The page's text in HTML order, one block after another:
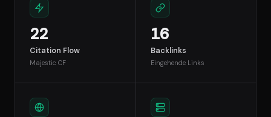
22
Citation Flow
Majestic CF
16
Backlinks
Eingehende Links